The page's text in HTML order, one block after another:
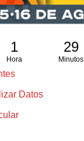
1
Hora
29
Minutos
Datos